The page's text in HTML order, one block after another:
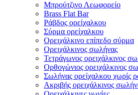
Μπρούτζινο Λεωφορείο
Brass Flat Bar
Ράβδος ορείχαλκου
Σύρμα ορείχαλκου
Ορειχάλκινο επίπεδο σύρμα
Ορειχάλκινος σωλήνας
Τετράγωνος ορειχάλκινος
Ορθογώνιος ορειχάλκινος
Σωλήνας ορείχαλκου χωρίς
Ακριβής ορειχάλκινος